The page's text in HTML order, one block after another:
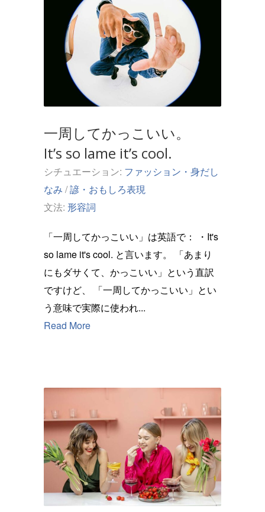
一周してかっこいい。
It’s so lame it’s cool.
シチュエーション: ファッション・身だし
なみ /諺・おもしろ表現
文法: 形容詞
「一周してかっこいい」は英語で： ・It's
so lame it's cool. と言います。 「あまり
にもダサくて、かっこいい」という直訳
ですけど、 「一周してかっこいい」とい
う意味で実際に使われ...
Read More